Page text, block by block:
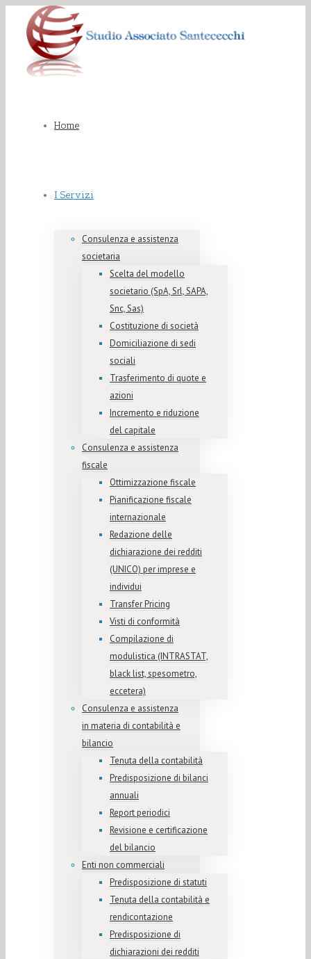
Home
I Servizi
Consulenza e assistenza
societaria
Scelta del modello
societario (SpA, Srl, SAPA,
Snc, Sas)
Costituzione di società
Domiciliazione di sedi
sociali
Trasferimento di quote e
azioni
Incremento e riduzione
del capitale
Consulenza e assistenza
fiscale
Ottimizzazione fiscale
Pianificazione fiscale
internazionale
Redazione delle
dichiarazione dei redditi
(UNICO) per imprese e
individui
Transfer Pricing
Visti di conformità
Compilazione di
modulistica (INTRASTAT,
black list, spesometro,
eccetera)
Consulenza e assistenza
in materia di contabilità e
bilancio
Tenuta della contabilità
Predisposizione di bilanci
annuali
Report periodici
Revisione e certificazione
del bilancio
Enti non commerciali
Predisposizione di statuti
Tenuta della contabilità e
rendicontazione
Predisposizione di
dichiarazioni dei redditi